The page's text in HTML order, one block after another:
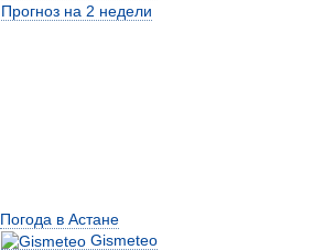
Прогноз на 2 недели
Погода в Астане
Gismeteo